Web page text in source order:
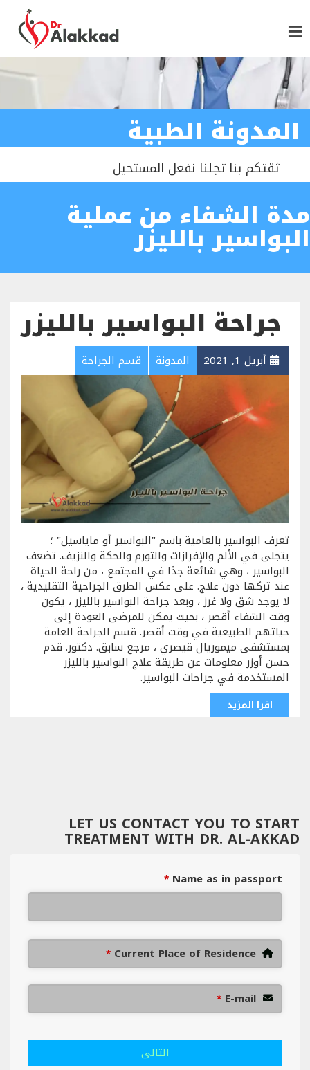
المدونة الطبية
ثقتكم بنا تجلنا نفعل المستحيل
مدة الشفاء من عملية
البواسير بالليزر
جراحة البواسير بالليزر
أبريل 1, 2021 المدونة قسم الجراحة
تعرف البواسير بالعامية باسم "البواسير أو ماياسيل" ؛
يتجلى في الألم والإفرازات والتورم والحكة والنزيف. تضعف
البواسير ، وهي شائعة جدًا في المجتمع ، من راحة الحياة
عند تركها دون علاج. على عكس الطرق الجراحية التقليدية ،
لا يوجد شق ولا غرز ، وبعد جراحة البواسير بالليزر ، يكون
وقت الشفاء أقصر ، بحيث يمكن للمرضى العودة إلى
حياتهم الطبيعية في وقت أقصر. قسم الجراحة العامة
بمستشفى ميموريال قيصري ، مرجع سابق. دكتور. قدم
حسن أوزر معلومات عن طريقة علاج البواسير بالليزر
المستخدمة في جراحات البواسير.
اقرا المزيد
LET US CONTACT YOU TO START
TREATMENT WITH DR. AL-AKKAD
Name as in passport
*
Current Place of Residence
*
E-mail
*
التالى